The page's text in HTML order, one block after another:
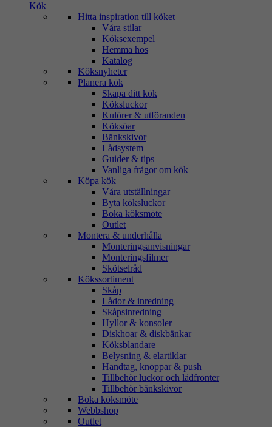
Kök
Hitta inspiration till köket
Våra stilar
Köksexempel
Hemma hos
Katalog
Köksnyheter
Planera kök
Skapa ditt kök
Köksluckor
Kulörer & utföranden
Köksöar
Bänkskivor
Lådsystem
Guider & tips
Vanliga frågor om kök
Köpa kök
Våra utställningar
Byta köksluckor
Boka köksmöte
Outlet
Montera & underhålla
Monteringsanvisningar
Monteringsfilmer
Skötselråd
Kökssortiment
Skåp
Lådor & inredning
Skåpsinredning
Hyllor & konsoler
Diskhoar & diskbänkar
Köksblandare
Belysning & elartiklar
Handtag, knoppar & push
Tillbehör luckor och lådfronter
Tillbehör bänkskivor
Boka köksmöte
Webbshop
Outlet